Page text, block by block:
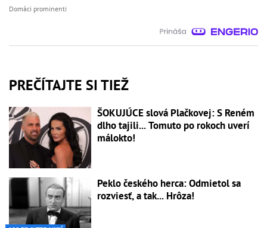
Domáci prominenti
PREČÍTAJTE SI TIEŽ
ŠOKUJÚCE slová Plačkovej: S Reném
dlho tajili... Tomuto po rokoch uverí
málokto!
Peklo českého herca: Odmietol sa
rozviesť, a tak... Hrôza!